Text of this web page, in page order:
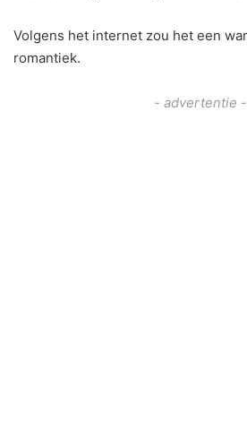
Volgens het internet zou het een
romantiek.
- advertentie -